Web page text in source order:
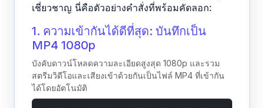
เชี่ยวชาญ นี่คือตัวอย่างคำสั่งที่พร้อมคัดลอก:
1. ความเข้ากันได้ดีที่สุด: บันทึกเป็น
MP4 1080p
บังคับดาวน์โหลดความละเอียดสูงสุด 1080p และรวม
สตรีมวิดีโอและเสียงเข้าด้วยกันเป็นไฟล์ MP4 ที่เข้ากัน
ได้โดยอัตโนมัติ